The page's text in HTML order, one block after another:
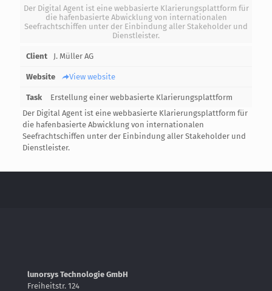
Der Digital Agent ist eine webbasierte Klarierungsplattform für
die hafenbasierte Abwicklung von internationalen
Seefrachtschiffen unter der Einbindung aller Stakeholder und
Dienstleister.
Client J. Müller AG
Website View website
Task
Erstellung einer webbasierte Klarierungsplattform
Der Digital Agent ist eine webbasierte Klarierungsplattform für
die hafenbasierte Abwicklung von internationalen
Seefrachtschiffen unter der Einbindung aller Stakeholder und
Dienstleister.
lunorsys Technologie GmbH
Freiheitstr. 124